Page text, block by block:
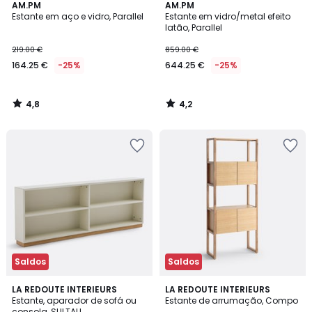
AM.PM
Estante em aço e vidro, Parallel
219.00 €
164.25 € -25%
4,8
/ 5
4,8
/
AM.PM
Estante em vidro/metal efeito
latão, Parallel
859.00 €
644.25 € -25%
4,2
/ 5
4,2
/
Saldos
LA REDOUTE INTERIEURS
Estante, aparador de sofá ou
4,4
/ 5
Saldos
LA REDOUTE INTERIEURS
Estante de arrumação, Compo
4,5
/ 5